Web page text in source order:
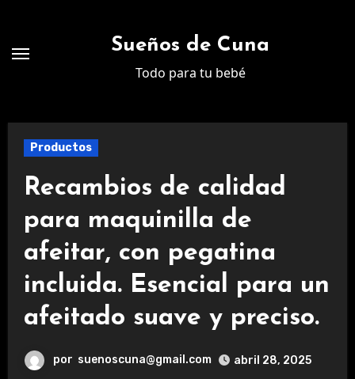
contenido
Sueños de Cuna
Todo para tu bebé
Productos
Recambios de calidad
para maquinilla de
afeitar, con pegatina
incluida. Esencial para un
afeitado suave y preciso.
por suenoscuna@gmail.com abril 28, 2025